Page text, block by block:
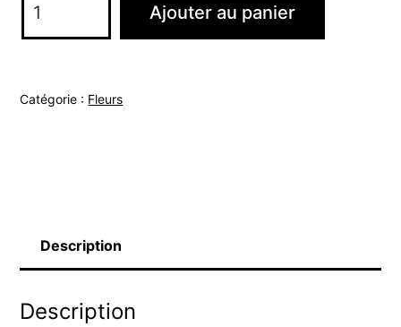
de
roses
Ajouter au panier
Catégorie : Fleurs
Description
Description